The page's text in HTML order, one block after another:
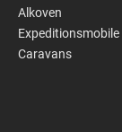
Alkoven
Expeditionsmobile
Caravans